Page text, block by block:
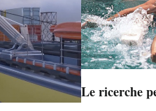
Le ricerche